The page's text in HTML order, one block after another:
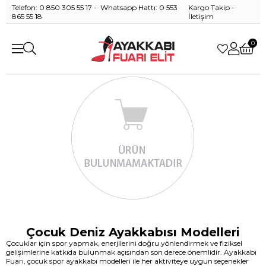
Telefon: 0 850 305 55 17 - Whatsapp Hattı: 0 553
865 55 18
Kargo Takip -
İletişim
0
Çocuk Deniz Ayakkabısı Modelleri
Çocuklar için spor yapmak, enerjilerini doğru yönlendirmek ve fiziksel
gelişimlerine katkıda bulunmak açısından son derece önemlidir. Ayakkabı
Fuarı, çocuk spor ayakkabı modelleri ile her aktiviteye uygun seçenekler